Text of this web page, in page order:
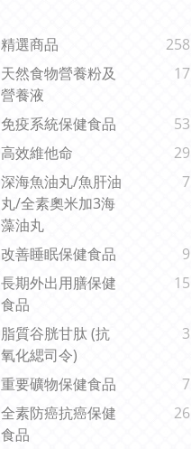
精選商品
258
天然食物營養粉及
營養液
17
免疫系統保健食品
53
高效維他命
29
深海魚油丸/魚肝油
丸/全素奧米加3海
藻油丸
7
改善睡眠保健食品
9
長期外出用膳保健
食品
15
脂質谷胱甘肽 (抗
氧化緦司令)
3
重要礦物保健食品
7
全素防癌抗癌保健
食品
26